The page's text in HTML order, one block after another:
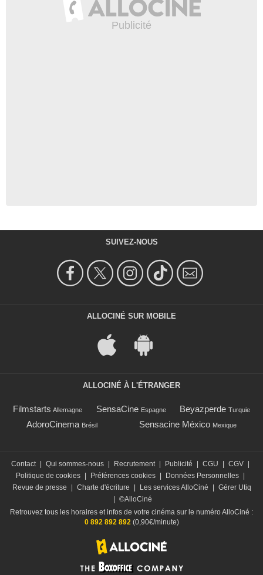
SUIVEZ-NOUS
ALLOCINÉ SUR MOBILE
ALLOCINÉ À L'ÉTRANGER
Filmstarts Allemagne SensaCine Espagne Beyazperde Turquie
AdoroCinema Brésil Sensacine México Mexique
Contact | Qui sommes-nous | Recrutement | Publicité | CGU | CGV |
Politique de cookies | Préférences cookies | Données Personnelles |
Revue de presse
| Charte d'écriture | Les services AlloCiné | Gérer Utiq
| ©AlloCiné
Retrouvez tous les horaires et infos de votre cinéma sur le numéro AlloCiné :
0 892 892 892 (0,90€/minute)